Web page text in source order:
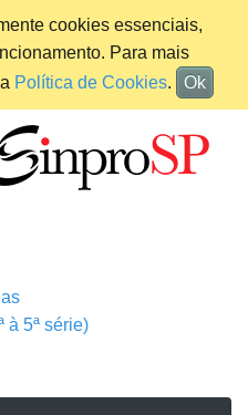
cookies essenciais,
Para mais
Política de Cookies. Ok
à 5ª série)